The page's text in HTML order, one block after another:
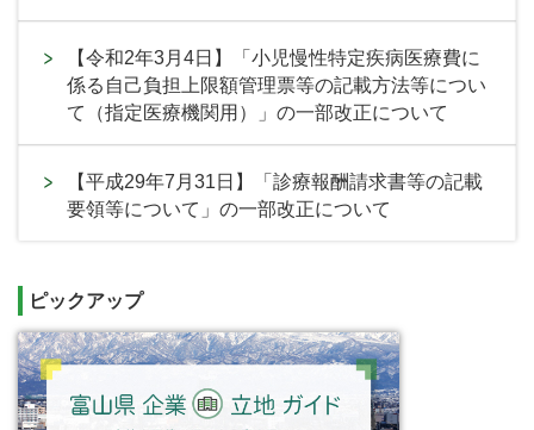
【令和2年3月4日】「小児慢性特定疾病医療費に
係る自己負担上限額管理票等の記載方法等につい
て（指定医療機関用）」の一部改正について
【平成29年7月31日】「診療報酬請求書等の記載
要領等について」の一部改正について
ピックアップ